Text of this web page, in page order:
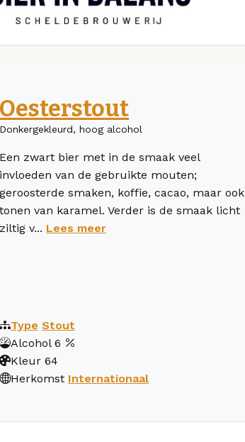
Oesterstout
Donkergekleurd, hoog alcohol
Een zwart bier met in de smaak veel
invloeden van de gebruikte mouten;
geroosterde smaken, koffie, cacao, maar ook
tonen van karamel. Verder is de smaak licht
ziltig v... Lees meer
Type Stout
Alcohol 6
Kleur 64
Herkomst Internationaal